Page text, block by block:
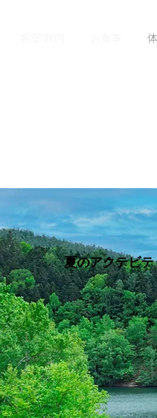
夏のアクテビ